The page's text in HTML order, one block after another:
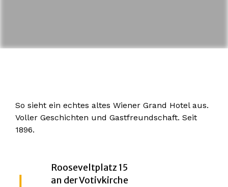
So sieht ein echtes altes Wiener Grand Hotel aus.
Voller Geschichten und Gastfreundschaft. Seit
1896.
Rooseveltplatz 15
an der Votivkirche